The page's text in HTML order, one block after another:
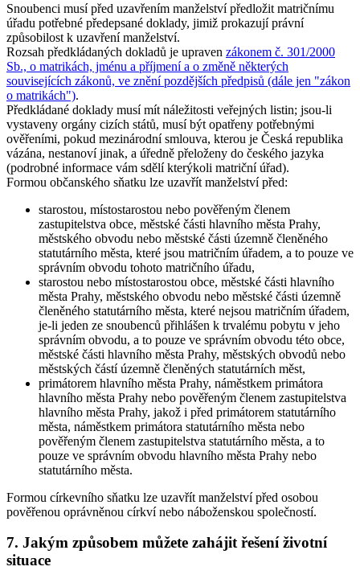
Snoubenci musí před uzavřením manželství předložit matričnímu
úřadu potřebné předepsané doklady, jimiž prokazují právní
způsobilost k uzavření manželství.
Rozsah předkládaných dokladů je upraven zákonem č. 301/2000
Sb., o matrikách, jménu a příjmení a o změně některých
souvisejících zákonů, ve znění pozdějších předpisů (dále jen "zákon
o matrikách").
Předkládané doklady musí mít náležitosti veřejných listin; jsou-li
vystaveny orgány cizích států, musí být opatřeny potřebnými
ověřeními, pokud mezinárodní smlouva, kterou je Česká republika
vázána, nestanoví jinak, a úředně přeloženy do českého jazyka
(podrobné informace vám sdělí kterýkoli matriční úřad).
Formou občanského sňatku lze uzavřít manželství před:
starostou, místostarostou nebo pověřeným členem
zastupitelstva obce, městské části hlavního města Prahy,
městského obvodu nebo městské části územně členěného
statutárního města, které jsou matričním úřadem, a to pouze ve
správním obvodu tohoto matričního úřadu,
starostou nebo místostarostou obce, městské části hlavního
města Prahy, městského obvodu nebo městské části územně
členěného statutárního města, které nejsou matričním úřadem,
je-li jeden ze snoubenců přihlášen k trvalému pobytu v jeho
správním obvodu, a to pouze ve správním obvodu této obce,
městské části hlavního města Prahy, městských obvodů nebo
městských částí územně členěných statutárních měst,
primátorem hlavního města Prahy, náměstkem primátora
hlavního města Prahy nebo pověřeným členem zastupitelstva
hlavního města Prahy, jakož i před primátorem statutárního
města, náměstkem primátora statutárního města nebo
pověřeným členem zastupitelstva statutárního města, a to
pouze ve správním obvodu hlavního města Prahy nebo
statutárního města.
Formou církevního sňatku lze uzavřít manželství před osobou
pověřenou oprávněnou církví nebo náboženskou společností.
7. Jakým způsobem můžete zahájit řešení životní
situace